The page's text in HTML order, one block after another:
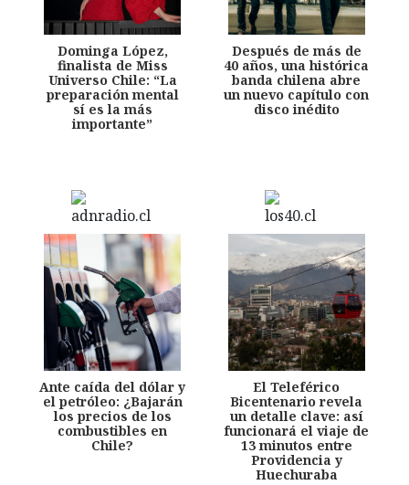
Dominga López,
finalista de Miss
Universo Chile: “La
preparación mental
sí es la más
importante”
Después de más de
40 años, una histórica
banda chilena abre
un nuevo capítulo con
disco inédito
Ante caída del dólar y
el petróleo: ¿Bajarán
los precios de los
combustibles en
Chile?
El Teleférico
Bicentenario revela
un detalle clave: así
funcionará el viaje de
13 minutos entre
Providencia y
Huechuraba